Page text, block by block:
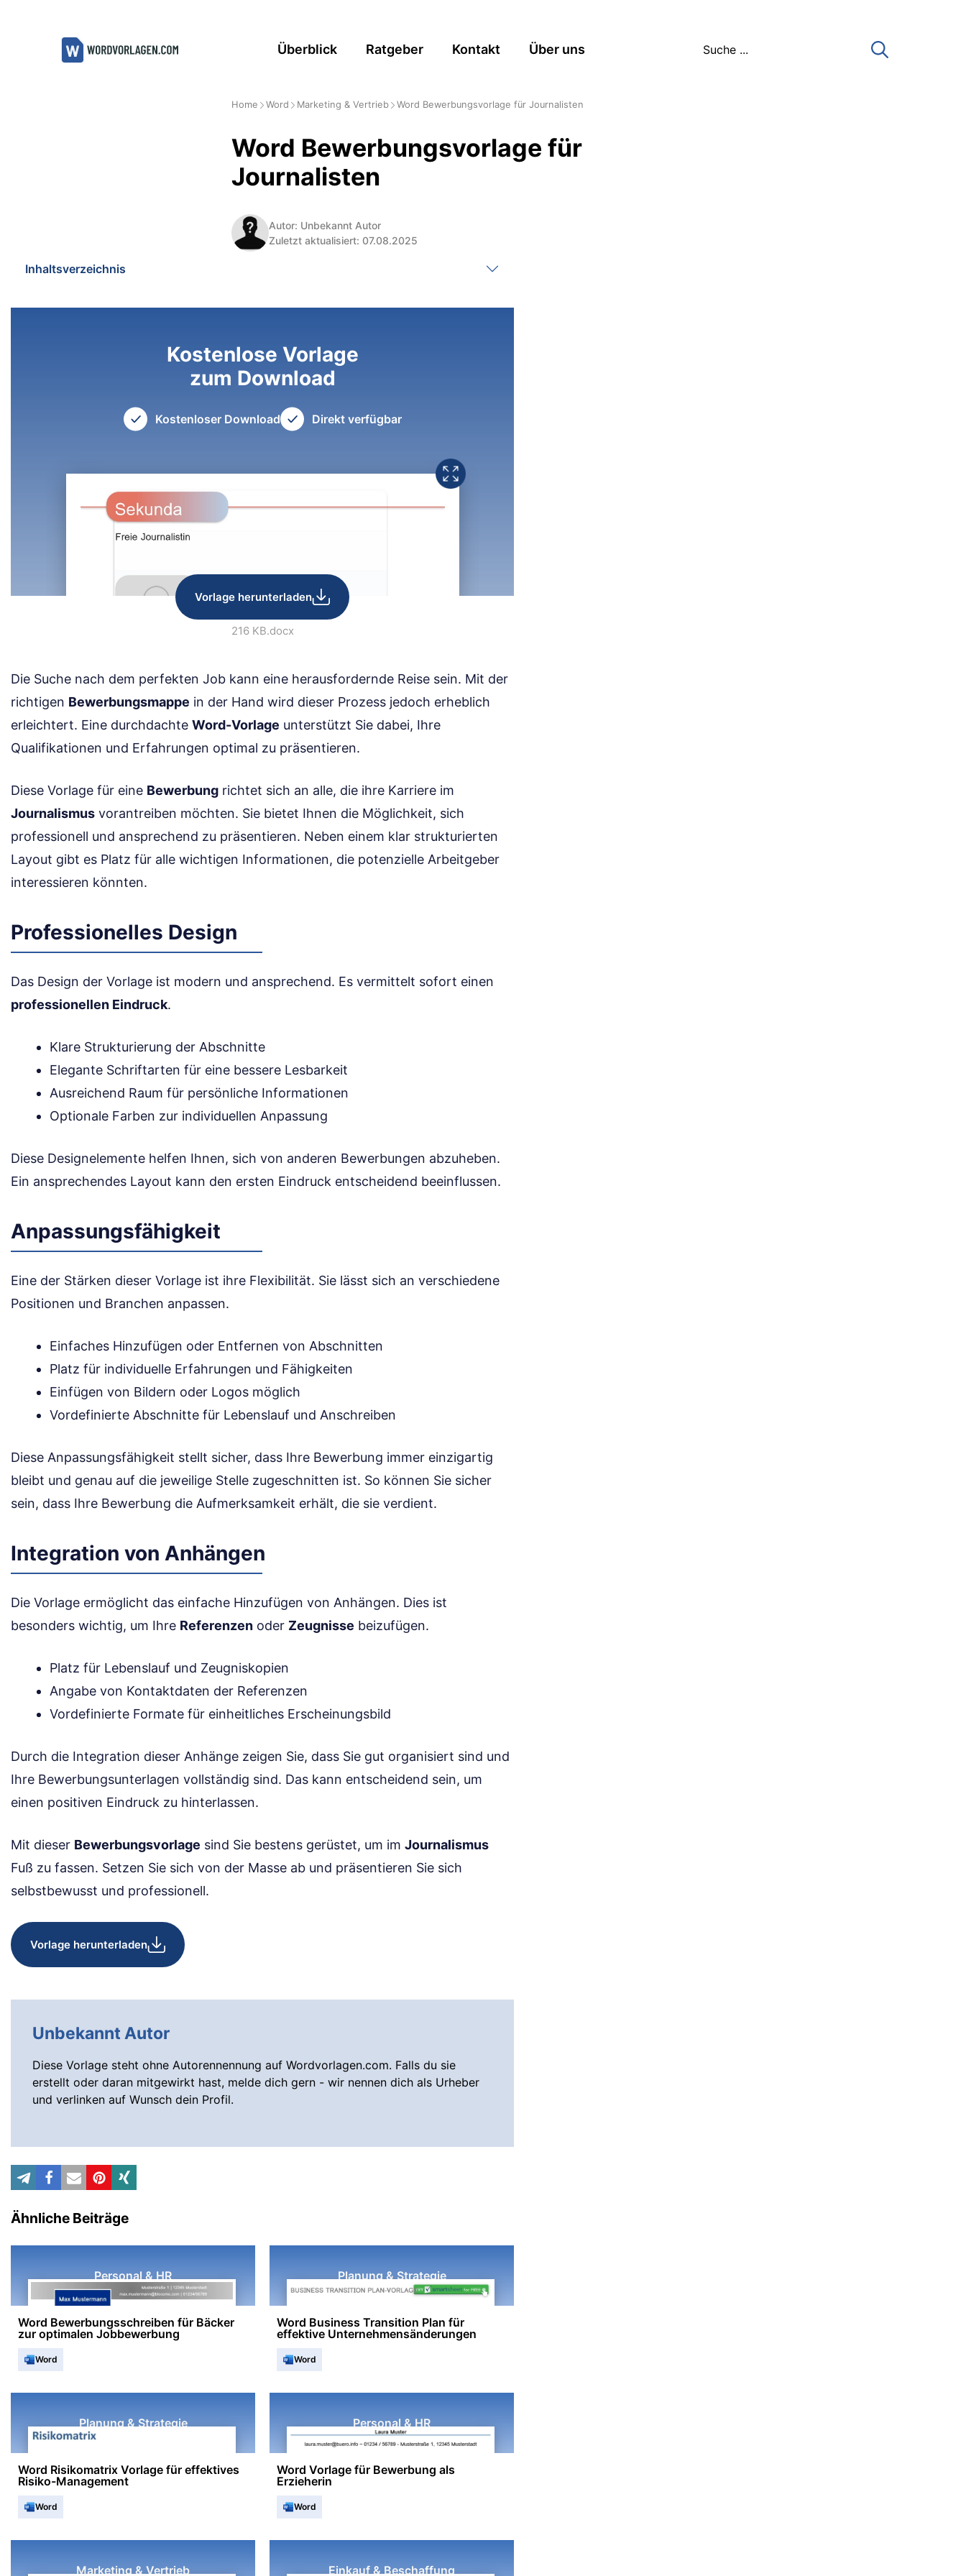
Überblick Ratgeber Kontakt Über uns
Home Word Marketing & Vertrieb Word Bewerbungsvorlage für Journalisten
Word Bewerbungsvorlage für
Journalisten
Autor: Unbekannt Autor
Zuletzt aktualisiert: 07.08.2025
Inhaltsverzeichnis
Kostenlose Vorlage
zum Download
Kostenloser Download Direkt verfügbar
Vorlage herunterladen
216 KB.docx
Die Suche nach dem perfekten Job kann eine herausfordernde Reise sein. Mit der
richtigen Bewerbungsmappe in der Hand wird dieser Prozess jedoch erheblich
erleichtert. Eine durchdachte Word-Vorlage unterstützt Sie dabei, Ihre
Qualifikationen und Erfahrungen optimal zu präsentieren.
Diese Vorlage für eine Bewerbung richtet sich an alle, die ihre Karriere im
Journalismus vorantreiben möchten. Sie bietet Ihnen die Möglichkeit, sich
professionell und ansprechend zu präsentieren. Neben einem klar strukturierten
Layout gibt es Platz für alle wichtigen Informationen, die potenzielle Arbeitgeber
interessieren könnten.
Professionelles Design
Das Design der Vorlage ist modern und ansprechend. Es vermittelt sofort einen
professionellen Eindruck.
Klare Strukturierung der Abschnitte
Elegante Schriftarten für eine bessere Lesbarkeit
Ausreichend Raum für persönliche Informationen
Optionale Farben zur individuellen Anpassung
Diese Designelemente helfen Ihnen, sich von anderen Bewerbungen abzuheben.
Ein ansprechendes Layout kann den ersten Eindruck entscheidend beeinflussen.
Anpassungsfähigkeit
Eine der Stärken dieser Vorlage ist ihre Flexibilität. Sie lässt sich an verschiedene
Positionen und Branchen anpassen.
Einfaches Hinzufügen oder Entfernen von Abschnitten
Platz für individuelle Erfahrungen und Fähigkeiten
Einfügen von Bildern oder Logos möglich
Vordefinierte Abschnitte für Lebenslauf und Anschreiben
Diese Anpassungsfähigkeit stellt sicher, dass Ihre Bewerbung immer einzigartig
bleibt und genau auf die jeweilige Stelle zugeschnitten ist. So können Sie sicher
sein, dass Ihre Bewerbung die Aufmerksamkeit erhält, die sie verdient.
Integration von Anhängen
Die Vorlage ermöglicht das einfache Hinzufügen von Anhängen. Dies ist
besonders wichtig, um Ihre Referenzen oder Zeugnisse beizufügen.
Platz für Lebenslauf und Zeugniskopien
Angabe von Kontaktdaten der Referenzen
Vordefinierte Formate für einheitliches Erscheinungsbild
Durch die Integration dieser Anhänge zeigen Sie, dass Sie gut organisiert sind und
Ihre Bewerbungsunterlagen vollständig sind. Das kann entscheidend sein, um
einen positiven Eindruck zu hinterlassen.
Mit dieser Bewerbungsvorlage sind Sie bestens gerüstet, um im Journalismus
Fuß zu fassen. Setzen Sie sich von der Masse ab und präsentieren Sie sich
selbstbewusst und professionell.
Vorlage herunterladen
Unbekannt Autor
Diese Vorlage steht ohne Autorennennung auf Wordvorlagen.com. Falls du sie
erstellt oder daran mitgewirkt hast, melde dich gern - wir nennen dich als Urheber
und verlinken auf Wunsch dein Profil.
Ähnliche Beiträge
Personal & HR
Word Bewerbungsschreiben für Bäcker
zur optimalen Jobbewerbung
Word
Planung & Strategie
Word Business Transition Plan für
effektive Unternehmensänderungen
Word
Planung & Strategie
Word Risikomatrix Vorlage für effektives
Risiko-Management
Word
Personal & HR
Word Vorlage für Bewerbung als
Erzieherin
Word
Marketing & Vertrieb Einkauf & Beschaffung